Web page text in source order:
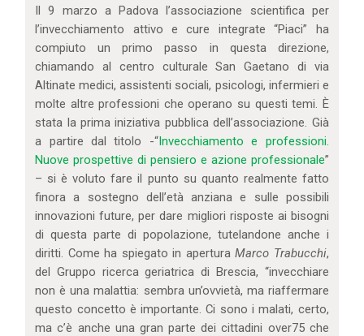
Il 9 marzo a Padova l’associazione scientifica per
l’invecchiamento attivo e cure integrate “Piaci” ha
compiuto un primo passo in questa direzione,
chiamando al centro culturale San Gaetano di via
Altinate medici, assistenti sociali, psicologi, infermieri e
molte altre professioni che operano su questi temi. È
stata la prima iniziativa pubblica dell’associazione. Già
a partire dal titolo -“Invecchiamento e professioni.
Nuove prospettive di pensiero e azione professionale”
– si è voluto fare il punto su quanto realmente fatto
finora a sostegno dell’età anziana e sulle possibili
innovazioni future, per dare migliori risposte ai bisogni
di questa parte di popolazione, tutelandone anche i
diritti. Come ha spiegato in aperturaMarco Trabucchi,
del Gruppo ricerca geriatrica di Brescia, “invecchiare
non è una malattia: sembra un’ovvietà, ma riaffermare
questo concetto è importante. Ci sono i malati, certo,
ma c’è anche una gran parte dei cittadini over75 che